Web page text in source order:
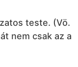
teste. (Vö.
nem csak az a